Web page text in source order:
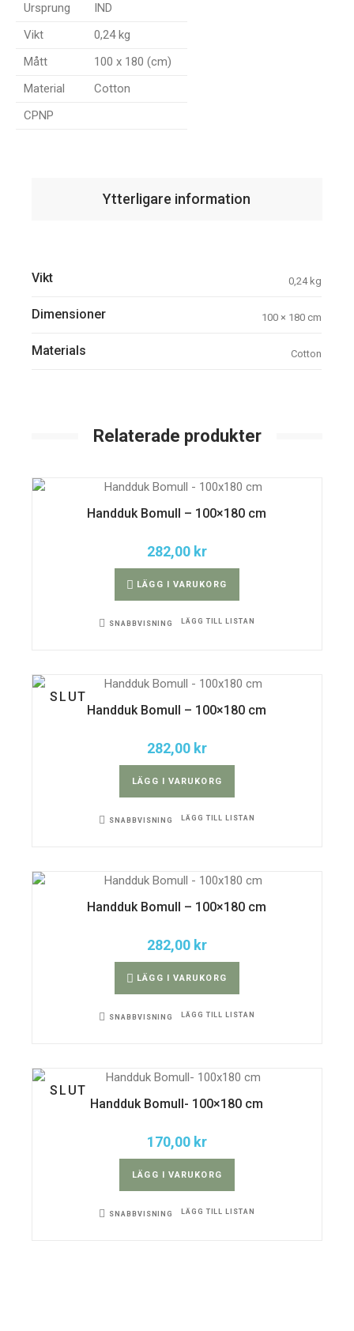
Ursprung
IND
Vikt
0,24 kg
Mått
100 x 180 (cm)
Material
Cotton
CPNP
Ytterligare information
Vikt 0,24 kg
Dimensioner 100 × 180 cm
Materials Cotton
Relaterade produkter
Handduk Bomull – 100×180 cm
282,00 kr
LÄGG I VARUKORG
SNABBVISNING LÄGG TILL LISTAN
SLUT
Handduk Bomull – 100×180 cm
282,00 kr
LÄGG I VARUKORG
SNABBVISNING LÄGG TILL LISTAN
Handduk Bomull – 100×180 cm
282,00 kr
LÄGG I VARUKORG
SNABBVISNING LÄGG TILL LISTAN
SLUT
Handduk Bomull- 100×180 cm
170,00 kr
LÄGG I VARUKORG
SNABBVISNING LÄGG TILL LISTAN